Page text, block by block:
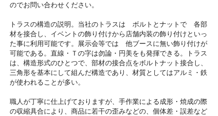
のでお問い合わせください。
トラスの構造の説明。当社のトラスは ボルトとナットで 各部
材を接合し、イベントの飾り付けから店舗内装の飾り付けといっ
た事に利用可能です。展示会等では 他ブースに無い飾り付けが
可能である。直線・Ｔの字は勿論・円美をも発揮できる。トラス
は、構造形式のひとつで、部材の接合点をボルトナット接合し、
三角形を基本にして組んだ構造であり、材質としてはアルミ・鉄
が使われることが多い。
職人が丁寧に仕上げておりますが、手作業による成形・焼成の際
の収縮具合により、商品に若干の歪みなどの、個体差・誤差など